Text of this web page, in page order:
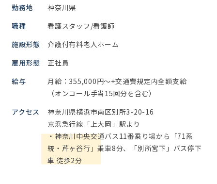
勤務地
神奈川県
職種
看護スタッフ/看護師
施設形態
介護付有料老人ホーム
雇用形態
正社員
給与
月給：355,000円～+交通費規定内全額支給
（オンコール手当15回分を含む）
アクセス
神奈川県横浜市南区別所3-20-16
京浜急行線「上大岡」駅より
・神奈川中央交通バス11番乗り場から「71系
統・芹ヶ谷行」乗車8分、「別所宮下」バス停下
車 徒歩2分